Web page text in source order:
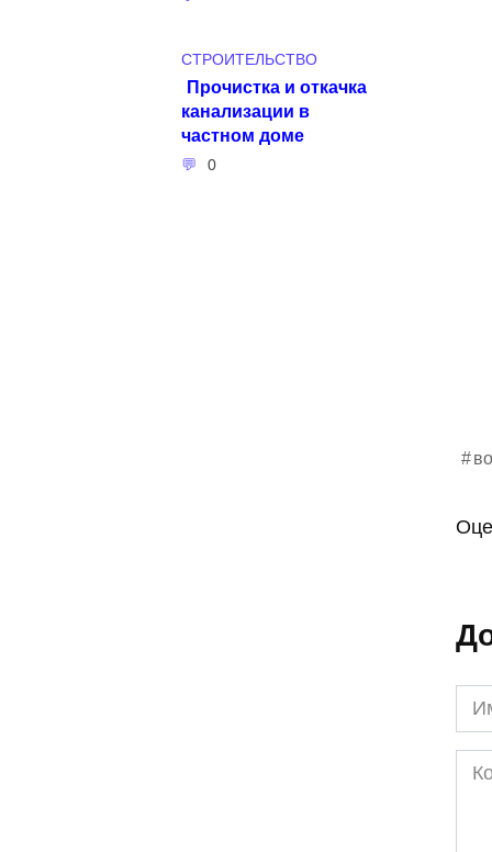
Имя
*
СТРОИТЕЛЬСТВО
Прочистка и откачка
канализации в
частном доме
0